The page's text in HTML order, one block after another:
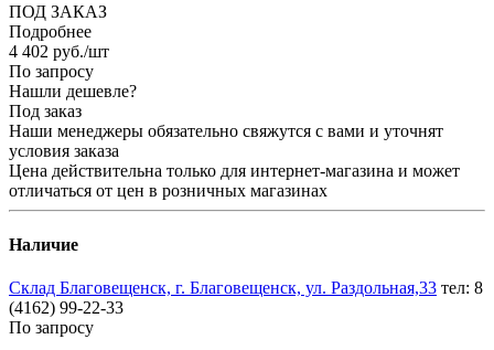
ПОД ЗАКАЗ
Подробнее
4 402 руб./шт
По запросу
Нашли дешевле?
Под заказ
Наши менеджеры обязательно свяжутся с вами и уточнят
условия заказа
Цена действительна только для интернет-магазина и может
отличаться от цен в розничных магазинах
Наличие
Склад Благовещенск, г. Благовещенск, ул. Раздольная,33 тел: 8
(4162) 99-22-33
По запросу